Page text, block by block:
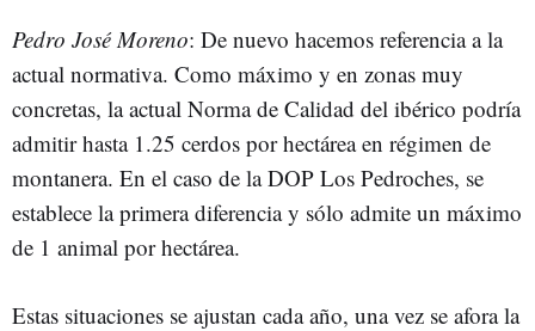
Pedro José Moreno: De nuevo hacemos referencia a la
actual normativa. Como máximo y en zonas muy
concretas, la actual Norma de Calidad del ibérico podría
admitir hasta 1.25 cerdos por hectárea en régimen de
montanera. En el caso de la DOP Los Pedroches, se
establece la primera diferencia y sólo admite un máximo
de 1 animal por hectárea.
Estas situaciones se ajustan cada año, una vez se afora la